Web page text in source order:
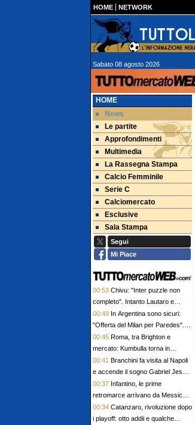
HOME NETWORK
Sabato 08 agosto 2026
HOME
News
Le partite
Approfondimenti
Multimedia
La Rassegna Stampa
Calcio Femminile
Serie C
Calciomercato
Esclusive
Sala Stampa
Segui
Mi Piace
00:53 Chivu: "Inter puzzle non
completo". Intanto Lautaro e
Zanetti telefonano a Romero
00:49 In Argentina sono sicuri:
"Offerta del Milan per Paredes".
Intanto Bennacer dice au revoir
00:45 Roma, tra Brighton e
mercato: Kumbulla torna in
Spagna, Pellegrini ha firmato il
rinnovo
00:41 Branchini fa visita al Napoli
e accende il sogno Gabriel Jesus.
Per la porta spunta Musso
00:37 Infantino, le prime
retromarce arrivano da Messico e
Argentina. La Norvegia chiede le
dimissioni
00:34 Catanzaro, rivoluzione dopo
i playoff: otto addii e qualche